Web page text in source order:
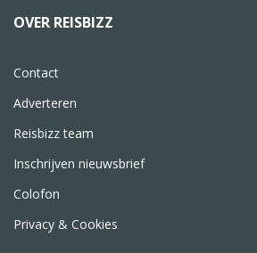
OVER REISBIZZ
Contact
Adverteren
Reisbizz team
Inschrijven nieuwsbrief
Colofon
Privacy & Cookies